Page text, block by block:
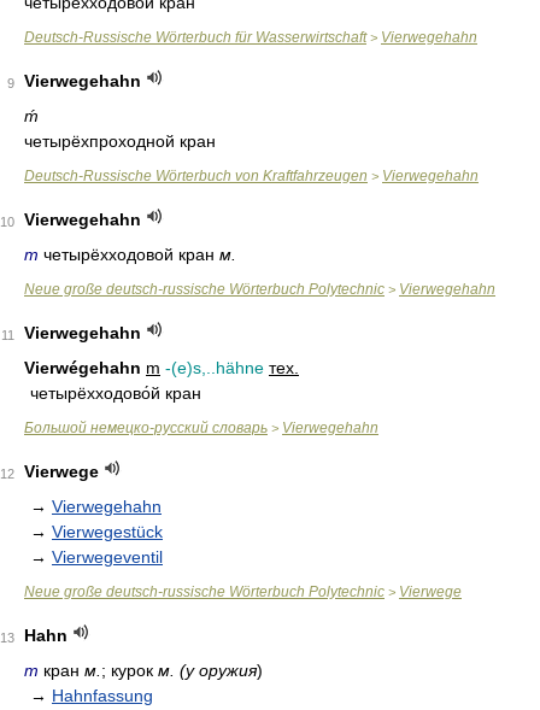
Deutsch-Russische Wörterbuch für Wasserwirtschaft> Vierwegehahn
9
Vierwegehahn
ḿ
четырёхпроходной кран
Deutsch-Russische Wörterbuch von Kraftfahrzeugen > Vierwegehahn
10
Vierwegehahn
m четырёхходовой кран м.
Neue große deutsch-russische Wörterbuch Polytechnic > Vierwegehahn
11
Vierwegehahn
Vierwégehahn m -(e)s,..hähne тех.
четырёхходово́й кран
Большой немецко-русский словарь > Vierwegehahn
12
Vierwege
→ Vierwegehahn
→ Vierwegestück
→ Vierwegeventil
Neue große deutsch-russische Wörterbuch Polytechnic > Vierwege
13
Hahn
m кран м. ; курок м. (у оружия)
→ Hahnfassung